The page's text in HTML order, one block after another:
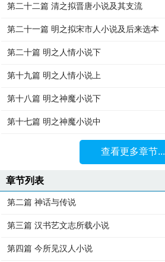
第二十二篇 清之拟晋唐小说及其支流
第二十一篇 明之拟宋市人小说及后来选本
第二十篇 明之人情小说下
第十九篇 明之人情小说上
第十八篇 明之神魔小说下
第十七篇 明之神魔小说中
查看更多章节...
章节列表
第二篇 神话与传说
第三篇 汉书艺文志所载小说
第四篇 今所见汉人小说